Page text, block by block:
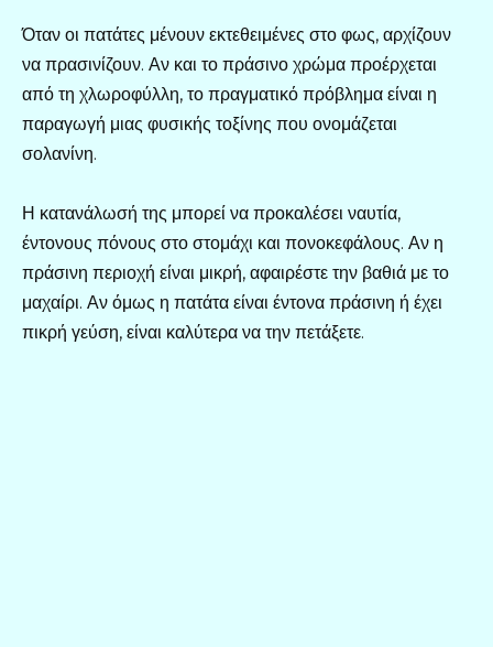
Όταν οι πατάτες μένουν εκτεθειμένες στο φως, αρχίζουν
να πρασινίζουν. Αν και το πράσινο χρώμα προέρχεται
από τη χλωροφύλλη, το πραγματικό πρόβλημα είναι η
παραγωγή μιας φυσικής τοξίνης που ονομάζεται
σολανίνη.
Η κατανάλωσή της μπορεί να προκαλέσει ναυτία,
έντονους πόνους στο στομάχι και πονοκεφάλους. Αν η
πράσινη περιοχή είναι μικρή, αφαιρέστε την βαθιά με το
μαχαίρι. Αν όμως η πατάτα είναι έντονα πράσινη ή έχει
πικρή γεύση, είναι καλύτερα να την πετάξετε.